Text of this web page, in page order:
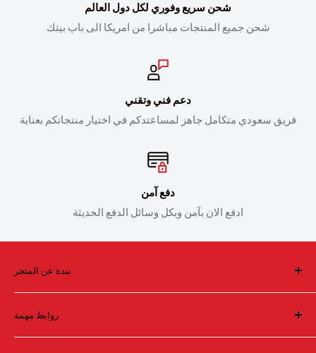
شحن سريع وفوري لكل دول العالم
شحن جميع المنتجات مباشرا من امريكا الى باب بيتك
دعم فني وتقني
فريق سعودي متكامل جاهز لمساعتدكم في اختيار منتجاتكم بعناية
دفع آمن
ادفع الان بآمن وبكل وسائل الدفع الحديثة
نبدة عن المتجر
العالي والاكسسوارات في الشرق الاوسط
روابط مهمة
البحث بالماركة